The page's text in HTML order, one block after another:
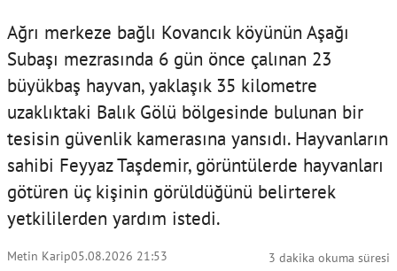
Ağrı merkeze bağlı Kovancık köyünün Aşağı
Subaşı mezrasında 6 gün önce çalınan 23
büyükbaş hayvan, yaklaşık 35 kilometre
uzaklıktaki Balık Gölü bölgesinde bulunan bir
tesisin güvenlik kamerasına yansıdı. Hayvanların
sahibi Feyyaz Taşdemir, görüntülerde hayvanları
götüren üç kişinin görüldüğünü belirterek
yetkililerden yardım istedi.
Metin Karip05.08.2026 21:53 3 dakika okuma süresi